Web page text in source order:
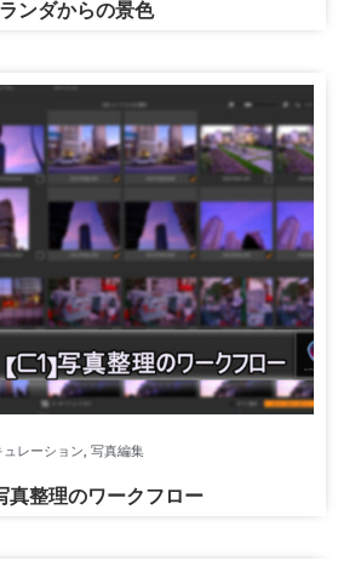
ンダからの景色
ュレーション 写真編集
真整理のワークフロー